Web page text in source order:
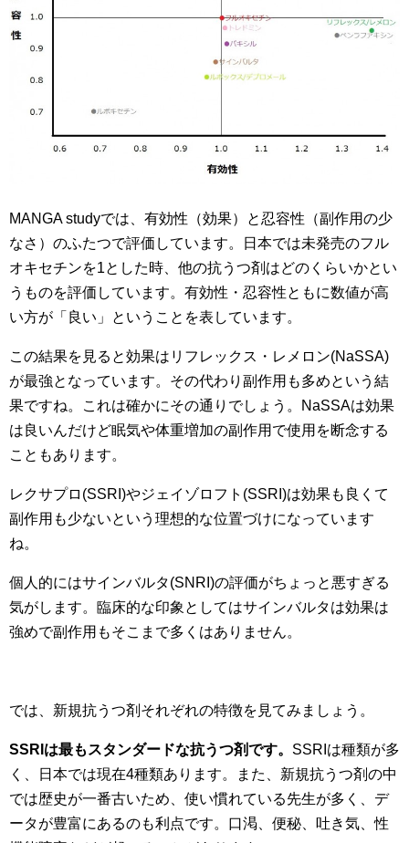
MANGA studyでは、有効性（効果）と忍容性（副作用の少
なさ）のふたつで評価しています。日本では未発売のフル
オキセチンを1とした時、他の抗うつ剤はどのくらいかとい
うものを評価しています。有効性・忍容性ともに数値が高
い方が「良い」ということを表しています。
この結果を見ると効果はリフレックス・レメロン(NaSSA)
が最強となっています。その代わり副作用も多めという結
果ですね。これは確かにその通りでしょう。NaSSAは効果
は良いんだけど眠気や体重増加の副作用で使用を断念する
こともあります。
レクサプロ(SSRI)やジェイゾロフト(SSRI)は効果も良くて
副作用も少ないという理想的な位置づけになっています
ね。
個人的にはサインバルタ(SNRI)の評価がちょっと悪すぎる
気がします。臨床的な印象としてはサインバルタは効果は
強めで副作用もそこまで多くはありません。
では、新規抗うつ剤それぞれの特徴を見てみましょう。
SSRIは最もスタンダードな抗うつ剤です。 SSRIは種類が多
く、日本では現在4種類あります。また、新規抗うつ剤の中
では歴史が一番古いため、使い慣れている先生が多く、デ
ータが豊富にあるのも利点です。口渇、便秘、吐き気、性